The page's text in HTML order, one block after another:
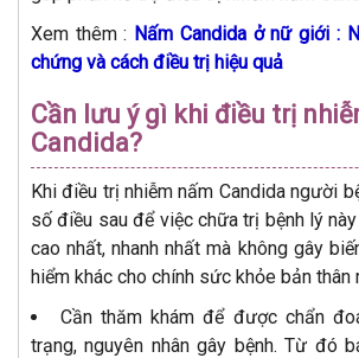
Xem thêm : Nấm Candida ở nữ giới :
chứng và cách điều trị hiệu quả
Cần lưu ý gì khi điều trị
Candida?
Khi điều trị nhiễm nấm Candida người
số điều sau để việc chữa trị bệnh lý
cao nhất, nhanh nhất mà không gây
hiểm khác cho chính sức khỏe bản thân
Cần thăm khám để được chẩn
trạng, nguyên nhân gây bệnh. Từ đó